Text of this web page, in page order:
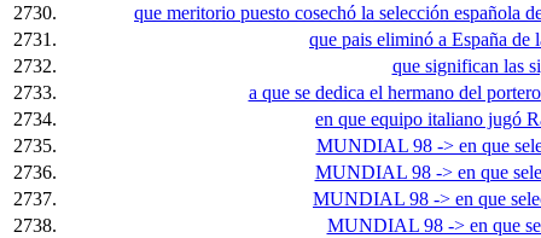
2730.
que meritorio puesto cosechó la selección española
2731.
que pais eliminó a España de
2732.
que significan las
2733.
a que se dedica el hermano del
2734.
en que equipo italiano jugó
2735.
MUNDIAL 98 -> en que
2736.
MUNDIAL 98 -> en que
2737.
MUNDIAL 98 -> en que
2738.
MUNDIAL 98 -> en que